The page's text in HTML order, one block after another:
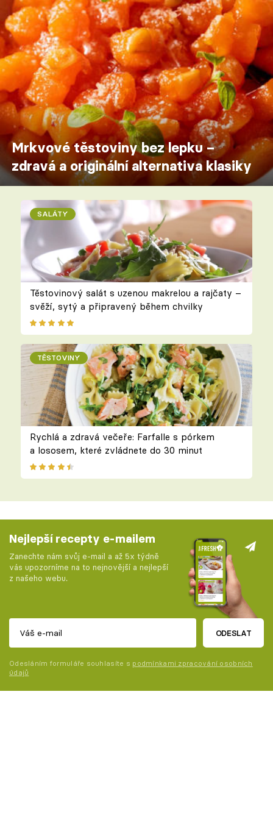
Mrkvové těstoviny bez lepku –
zdravá a originální alternativa klasiky
SALÁTY
Těstovinový salát s uzenou makrelou a rajčaty –
svěží, sytý a připravený během chvilky
TĚSTOVINY
Rychlá a zdravá večeře: Farfalle s pórkem
a lososem, které zvládnete do 30 minut
Nejlepší recepty e-mailem
Zanechte nám svůj e-mail a až 5x týdně
vás upozorníme na to nejnovější a nejlepší
z našeho webu.
ODESLAT
Odesláním formuláře souhlasíte s podmínkami zpracování osobních
údajů